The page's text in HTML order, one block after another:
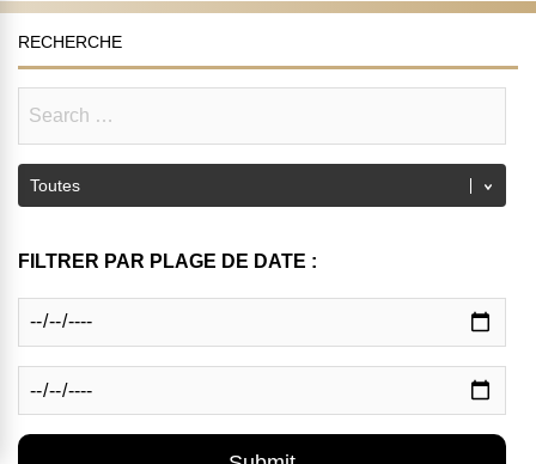
RECHERCHE
FILTRER PAR PLAGE DE DATE :